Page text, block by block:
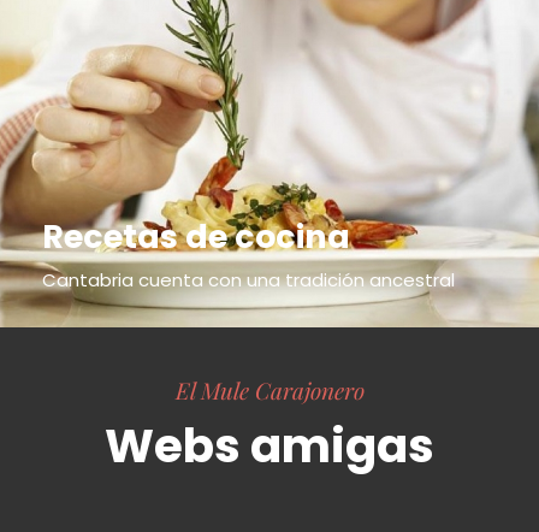
Recetas de cocina
Cantabria cuenta con una tradición ancestral
El Mule Carajonero
Webs amigas